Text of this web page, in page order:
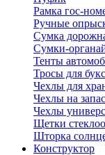
Рамка гос-
Ручные
Сумка
Сумки-
Тенты
Тросы для
Чехлы для
Чехлы на
Чехлы
Щетки
Шторка
Конструктор